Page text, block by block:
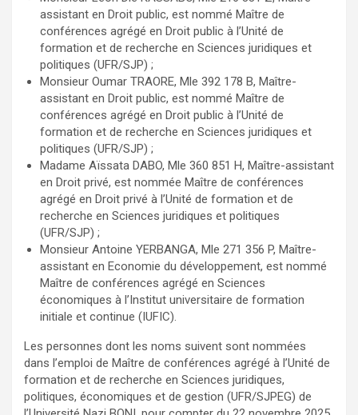
assistant en Droit public, est nommé Maître de
conférences agrégé en Droit public à l’Unité de
formation et de recherche en Sciences juridiques et
politiques (UFR/SJP) ;
Monsieur Oumar TRAORE, Mle 392 178 B, Maître-
assistant en Droit public, est nommé Maître de
conférences agrégé en Droit public à l’Unité de
formation et de recherche en Sciences juridiques et
politiques (UFR/SJP) ;
Madame Aïssata DABO, Mle 360 851 H, Maître-assistant
en Droit privé, est nommée Maître de conférences
agrégé en Droit privé à l’Unité de formation et de
recherche en Sciences juridiques et politiques
(UFR/SJP) ;
Monsieur Antoine YERBANGA, Mle 271 356 P, Maître-
assistant en Economie du développement, est nommé
Maître de conférences agrégé en Sciences
économiques à l’Institut universitaire de formation
initiale et continue (IUFIC).
Les personnes dont les noms suivent sont nommées
dans l’emploi de Maître de conférences agrégé à l’Unité de
formation et de recherche en Sciences juridiques,
politiques, économiques et de gestion (UFR/SJPEG) de